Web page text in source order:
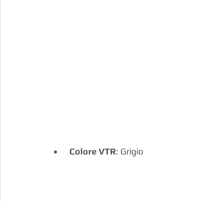
Colore VTR: Grigio